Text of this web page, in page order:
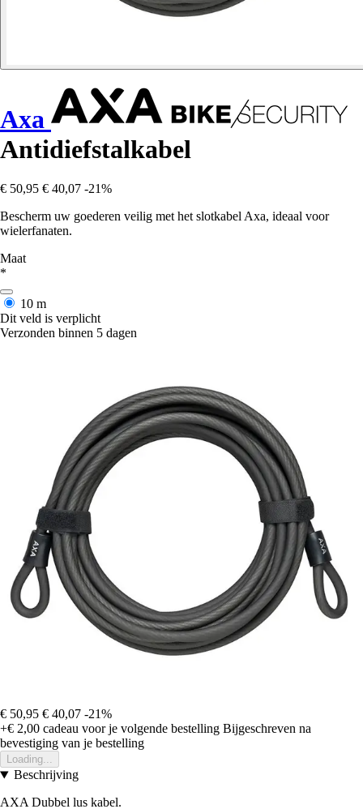
Axa
Antidiefstalkabel
€ 50,95 € 40,07 -21%
Bescherm uw goederen veilig met het slotkabel Axa, ideaal voor
wielerfanaten.
Maat
*
10 m
Dit veld is verplicht
Verzonden binnen 5 dagen
€ 50,95 € 40,07 -21%
+€ 2,00 cadeau voor je volgende bestelling Bijgeschreven na
bevestiging van je bestelling
Loading...
Beschrijving
AXA Dubbel lus kabel.